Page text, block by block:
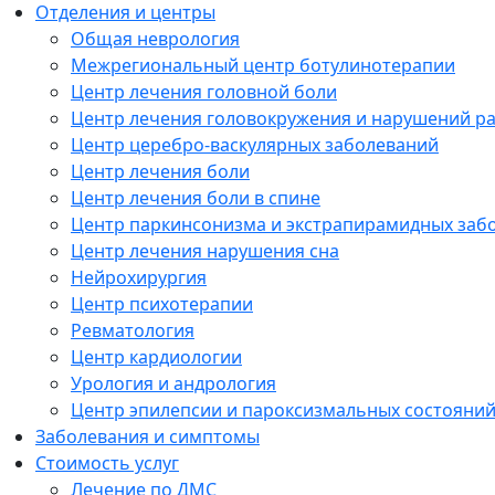
Отделения и центры
Общая неврология
Межрегиональный центр ботулинотерапии
Центр лечения головной боли
Центр лечения головокружения и нарушений
Центр церебро-васкулярных заболеваний
Центр лечения боли
Центр лечения боли в спине
Центр паркинсонизма и экстрапирамидных
Центр лечения нарушения сна
Нейрохирургия
Центр психотерапии
Ревматология
Центр кардиологии
Урология и андрология
Центр эпилепсии и пароксизмальных состояний
Заболевания и симптомы
Стоимость услуг
Лечение по ДМС